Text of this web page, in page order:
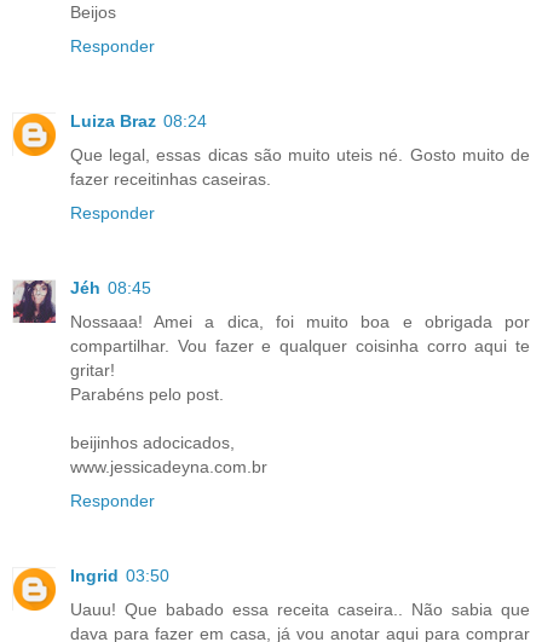
Beijos
Responder
Luiza Braz 08:24
Que legal, essas dicas são muito uteis né. Gosto muito de
fazer receitinhas caseiras.
Responder
Jéh 08:45
Nossaaa! Amei a dica, foi muito boa e obrigada por
compartilhar. Vou fazer e qualquer coisinha corro aqui te
gritar!
Parabéns pelo post.
beijinhos adocicados,
www.jessicadeyna.com.br
Responder
Ingrid 03:50
Uauu! Que babado essa receita caseira.. Não sabia que
dava para fazer em casa, já vou anotar aqui para comprar